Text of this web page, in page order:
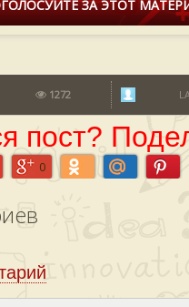
ЗА ЭТОТ
1272
пост?
0